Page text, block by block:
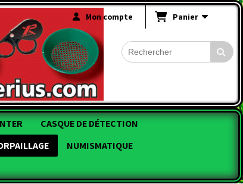
Mon compte Panier
CASQUE DE DÉTECTION
NUMISMATIQUE